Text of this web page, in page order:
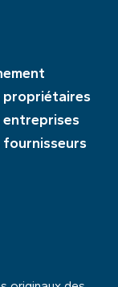
propriétaires
entreprises
fournisseurs